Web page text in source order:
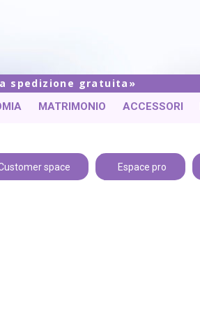
spedizione gratuita
MATRIMONIO ACCESSORI
space Espace pro